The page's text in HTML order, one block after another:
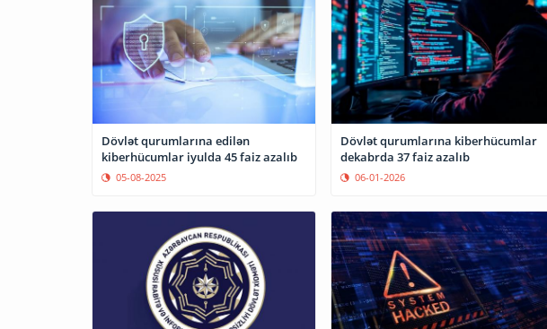
Dövlət qurumlarına edilən
kiberhücumlar iyulda 45 faiz azalıb
05-08-2025
Dövlət qurumlarına kiberhücumlar
dekabrda 37 faiz azalıb
06-01-2026